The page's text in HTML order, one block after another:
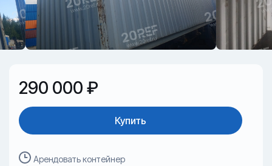
290 000 ₽
Купить
Арендовать контейнер